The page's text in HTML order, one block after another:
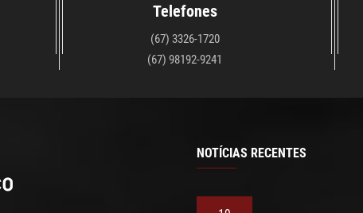
Telefones
(67) 3326-1720
(67) 98192-9241
NOTÍCIAS RECENTES